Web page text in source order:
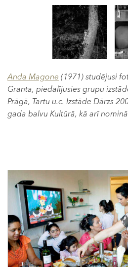
Anda Magone(1971) studējusi
Granta, piedalījusies grupu
Prāgā, Tartu u.c. Izstāde Dārzs
gada balvu Kultūrā, kā arī